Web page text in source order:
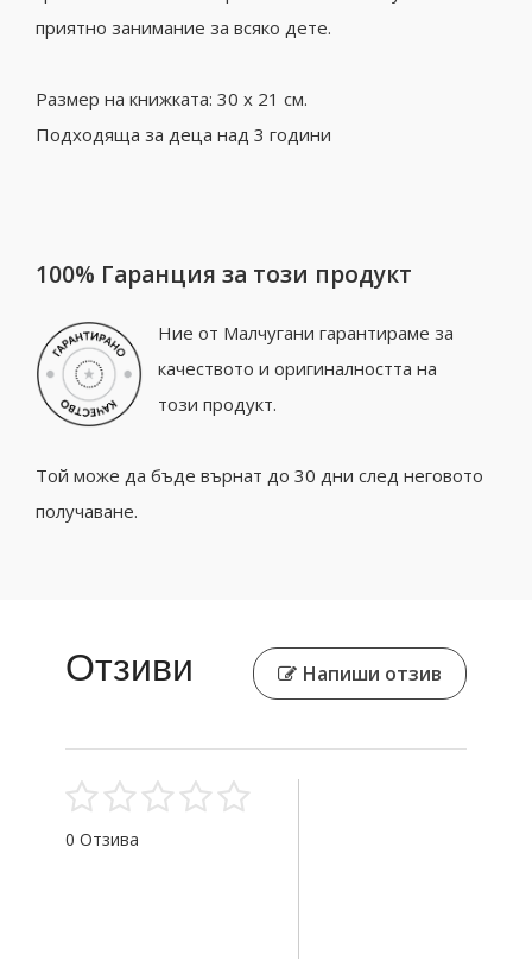
приятно занимание за всяко дете.
Размер на книжката: 30 х 21 см.
Подходяща за деца над 3 години
100% Гаранция за този продукт
Ние от Малчугани гарантираме за
качеството и оригиналността на
този продукт.
Той може да бъде върнат до 30 дни след неговото
получаване.
Отзиви Напиши отзив
0 Отзива